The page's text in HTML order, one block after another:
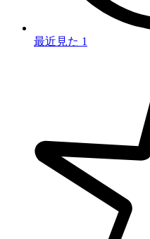
最近見た 1